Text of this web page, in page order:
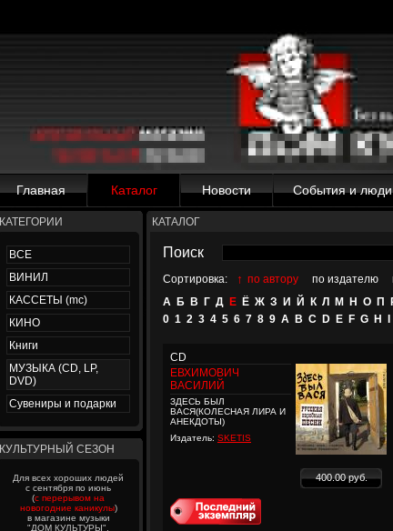
Главная Каталог Новости События и люди
КАТЕГОРИИ
ВСЕ
ВИНИЛ
КАССЕТЫ (mc)
КИНО
Книги
МУЗЫКА (CD, LP,
DVD)
Сувениры и подарки
КУЛЬТУРНЫЙ СЕЗОН
Для всех хороших людей
с сентября по июнь
(с перерывом на
новогодние каникулы)
в магазине музыки
"ДОМ КУЛЬТУРЫ",
КАТАЛОГ
Поиск
Сортировка: ↑ по автору по издателю
А Б В Г Д Е Ё Ж З И Й К Л М Н О П
0 1 2 3 4 5 6 7 8 9 A B C D E F G H
CD
ЕВХИМОВИЧ
ВАСИЛИЙ
ЗДЕСЬ БЫЛ
ВАСЯ(КОЛЕСНАЯ ЛИРА И
АНЕКДОТЫ)
Издатель: SKETIS
400.00 руб.